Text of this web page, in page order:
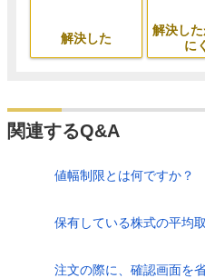
解決した
解決し
に
関連するQ&A
値幅制限とは何ですか？
保有している株式の平均
注文の際に、確認画面を